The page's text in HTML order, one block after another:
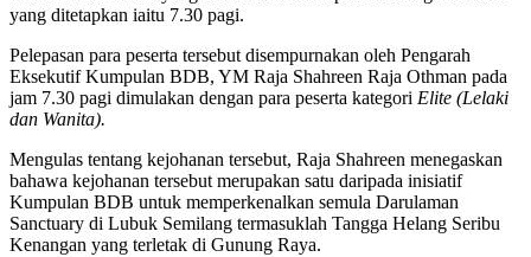
yang ditetapkan iaitu 7.30 pagi.
Pelepasan para peserta tersebut disempurnakan oleh Pengarah
Eksekutif Kumpulan BDB, YM Raja Shahreen Raja Othman pada
jam 7.30 pagi dimulakan dengan para peserta kategori Elite (Lelaki
dan Wanita).
Mengulas tentang kejohanan tersebut, Raja Shahreen menegaskan
bahawa kejohanan tersebut merupakan satu daripada inisiatif
Kumpulan BDB untuk memperkenalkan semula Darulaman
Sanctuary di Lubuk Semilang termasuklah Tangga Helang Seribu
Kenangan yang terletak di Gunung Raya.